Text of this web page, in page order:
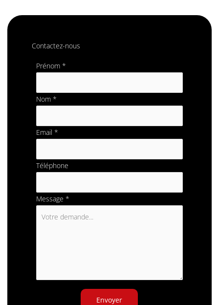
Contactez-nous
Formulaire
avec
téléphone
Prénom *
Nom *
Email *
Téléphone
Message *
Envoyer